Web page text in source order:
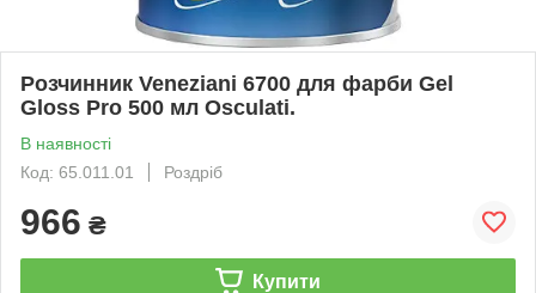
Розчинник Veneziani 6700 для фарби Gel
Gloss Pro 500 мл Osculati.
В наявності
Код: 65.011.01
Роздріб
966 ₴
Купити